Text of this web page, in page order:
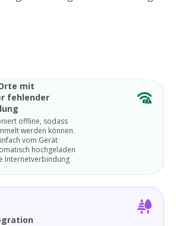
mit
fehlender
offline, sodass
werden können.
vom Gerät
hochgeladen
Internetverbindung